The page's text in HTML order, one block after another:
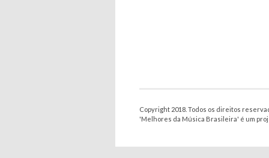
Copyright 2018. Todos os direitos
'Melhores da Música Brasileira' é um